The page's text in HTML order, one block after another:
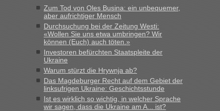
Zum Tod von Oles Busina: ein unbequemer,
aber aufrichtiger Mensch
Durchsuchung bei der Zeitung Westi:
«Wollen Sie uns etwa umbringen? Wir
können (Euch) auch töten.»
Investoren befürchten Staatspleite der
Ukraine
Warum stürzt die Hrywnja ab?
Das Magdeburger Recht auf dem Gebiet der
linksufrigen Ukraine: Geschichtsstunde
Ist es wirklich so wichtig, in welcher Sprache
wir sagen, dass die Ukraine am A... ist?